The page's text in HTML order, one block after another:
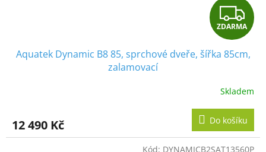
Z
D
A
R
M
A
ZDARMA
Aquatek Dynamic B8 85, sprchové dveře, šířka 85cm,
zalamovací
Skladem
12 490 Kč Do košíku
Kód: DYNAMICB2SAT13560P